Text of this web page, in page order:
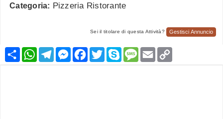
Categoria: Pizzeria Ristorante
Sei il titolare di questa Attività? Gestisci Annuncio
CondividiWhatsApp
TelegramMessenger
Facebook
TwitterSkypeMessage
Email